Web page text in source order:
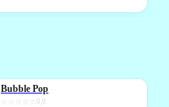
NIEUW
Bubble Pop
0,0